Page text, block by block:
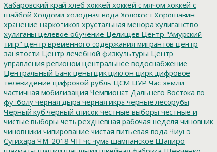
Хабаровский край хлеб хоккей хоккей с мячом хоккей с
шайбой Холдоми холодная вода Холокост Хорошавин
хранение наркотиков хрустальная менора хулиганство
хулиганы целевое обучение Целищев Центр "Амурский
тигр" центр временного содержания мигрантов центр
занятости Центр лечебной физкультуры Центр
управления регионом центральное водоснабжение
Центральный Банк цены цик циклон цирк цифровое
телевидение цифровой рубль ЦСМ ЦУР Час земли
частичная мобилизация Чемпионат Дальнего Востока по
футболу черная дыра черная икра черные лесорубы
Черный куб черный список честные выборы честные и
чистые выборы четырехдневная рабочая неделя чиновник
чиновники чипирование чистая питьевая вода Чиунэ
Сугихара ЧМ-2018 ЧП чс чума шампанское Шапиро